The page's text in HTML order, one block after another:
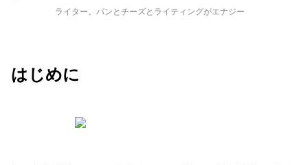
ライター。パンとチーズとライティングがエナジー
はじめに